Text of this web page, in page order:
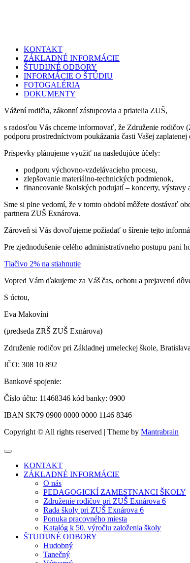
KONTAKT
ZÁKLADNÉ INFORMÁCIE
ŠTUDIJNÉ ODBORY
INFORMÁCIE O ŠTÚDIU
FOTOGALÉRIA
DOKUMENTY
Vážení rodičia, zákonní zástupcovia a priatelia ZUŠ,
s radosťou Vás chceme informovať, že Združenie rodičov
podporu prostredníctvom poukázania časti Vašej zaplatenej
Príspevky plánujeme využiť na nasledujúce účely:
podporu výchovno-vzdelávacieho procesu,
zlepšovanie materiálno-technických podmienok,
financovanie školských podujatí – koncerty, výstavy
Sme si plne vedomí, že v tomto období môžete dostávať
partnera ZUŠ Exnárova.
Zároveň si Vás dovoľujeme požiadať o šírenie tejto
Pre zjednodušenie celého administratívneho postupu pani
Tlačivo 2% na stiahnutie
Vopred Vám ďakujeme za Váš čas, ochotu a prejavenú
S úctou,
Eva Makovíni
(predseda ZRŠ ZUŠ Exnárova)
Združenie rodičov pri Základnej umeleckej škole, Bratislava
IČO: 308 10 892
Bankové spojenie:
Číslo účtu: 11468346 kód banky: 0900
IBAN SK79 0900 0000 0000 1146 8346
Copyright © All rights reserved | Theme by Mantrabrain
KONTAKT
ZÁKLADNÉ INFORMÁCIE
O nás
PEDAGOGICKÍ ZAMESTNANCI ŠKOLY
Združenie rodičov pri ZUŠ Exnárova 6
Rada školy pri ZUŠ Exnárova 6
Ponuka pracovného miesta
Katalóg k 50. výročiu založenia školy
ŠTUDIJNÉ ODBORY
Hudobný
Tanečný